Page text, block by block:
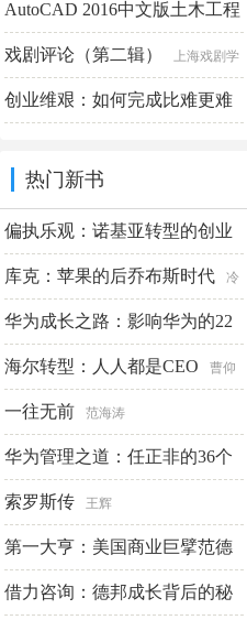
手工 孙茜 顾瑾
AutoCAD 2016中文版土木工程
设计实例教程（附教学视频）
张亭 秦志霞
戏剧评论（第二辑） 上海戏剧学
院中国话剧研究中心
创业维艰：如何完成比难更难
热门新书
偏执乐观：诺基亚转型的创业
式领导力 李思拓 凯瑟琳·弗雷德曼
库克：苹果的后乔布斯时代 冷
湖
华为成长之路：影响华为的22
个关键事件 邓斌
海尔转型：人人都是CEO 曹仰
锋
一往无前 范海涛
华为管理之道：任正非的36个
管理高频词 邓斌
索罗斯传 王辉
第一大亨：美国商业巨擘范德
比尔特的伟大人生（全集）
借力咨询：德邦成长背后的秘